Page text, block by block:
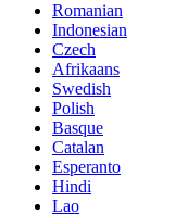
Romanian
Indonesian
Czech
Afrikaans
Swedish
Polish
Basque
Catalan
Esperanto
Hindi
Lao